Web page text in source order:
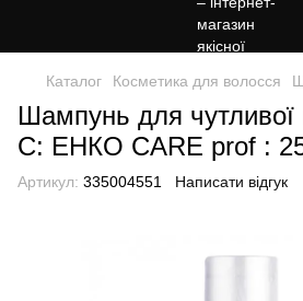
Каталог Косметика для волосся
Шампунь для чутливої
С: ЕНКО CARE prof :
Артикул: 335004551 Написати відгук